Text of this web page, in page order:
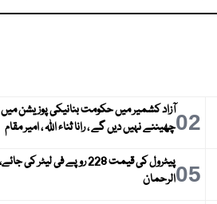
02آزاد کشمیر میں حکومت بنانیکی پوزیشن
چھیننے نہیں دیں گے ، رانا ثناء اللہ ، امیر مقام
05
پیٹرول کی قیمت 228 روپے فی لیٹر
الرحمان